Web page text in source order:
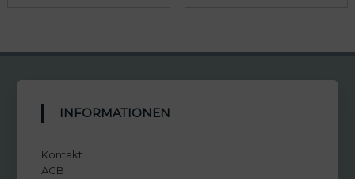
INFORMATIONEN
Kontakt
AGB